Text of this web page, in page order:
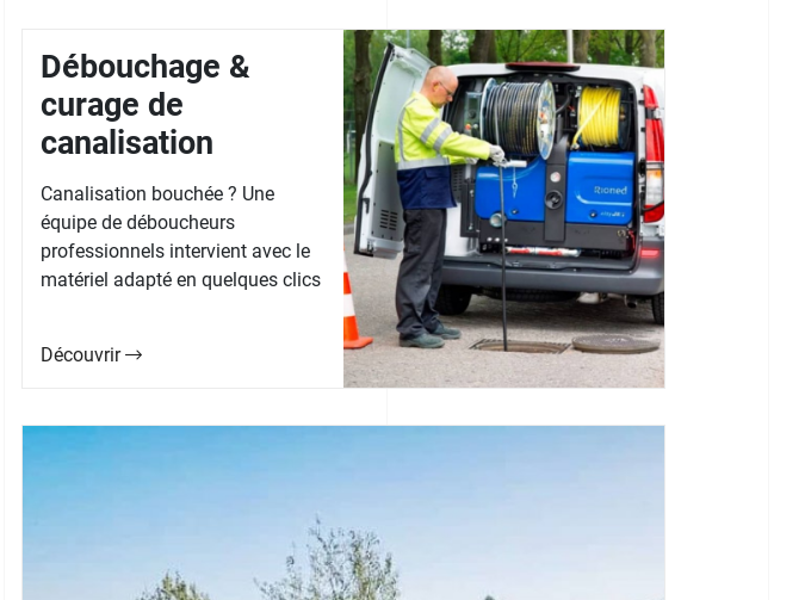
Débouchage &
curage de
canalisation
Canalisation bouchée ? Une
équipe de déboucheurs
professionnels intervient avec le
matériel adapté en quelques clics
Découvrir